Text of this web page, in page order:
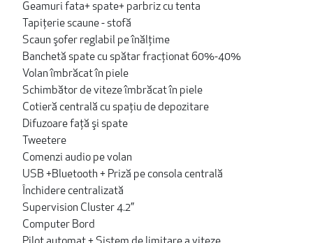
Geamuri fata+ spate+ parbriz cu tenta
Tapițerie scaune - stofă
Scaun şofer reglabil pe înălţime
Banchetă spate cu spătar fracţionat 60%-40%
Volan îmbrăcat în piele
Schimbător de viteze îmbrăcat în piele
Cotieră centrală cu spaţiu de depozitare
Difuzoare faţă şi spate
Tweetere
Comenzi audio pe volan
USB +Bluetooth + Priză pe consola centrală
Închidere centralizată
Supervision Cluster 4.2”
Computer Bord